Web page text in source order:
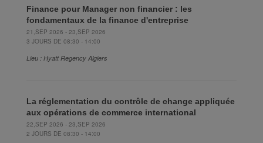
Finance pour Manager non financier : les
fondamentaux de la finance d'entreprise
21,SEP 2026 - 23,SEP 2026
3 JOURS DE 08:30 - 14:00
Lieu : Hyatt Regency Algiers
La réglementation du contrôle de change appliquée
aux opérations de commerce international
22,SEP 2026 - 23,SEP 2026
2 JOURS DE 08:30 - 14:00